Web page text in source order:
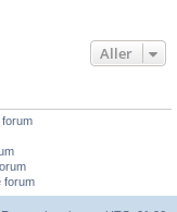
Aller
forum